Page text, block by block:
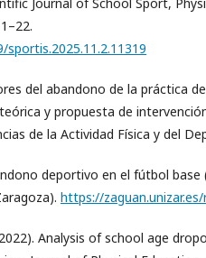
del abandono de la práctica
y propuesta de
de la Actividad Física y del
deportivo en el fútbol base
https://
Analysis of school age